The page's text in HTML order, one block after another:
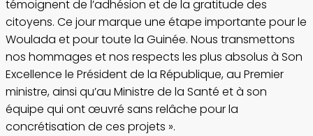
témoignent de l’adhésion et de la gratitude des
citoyens. Ce jour marque une étape importante pour le
Woulada et pour toute la Guinée. Nous transmettons
nos hommages et nos respects les plus absolus à Son
Excellence le Président de la République, au Premier
ministre, ainsi qu’au Ministre de la Santé et à son
équipe qui ont œuvré sans relâche pour la
concrétisation de ces projets ».